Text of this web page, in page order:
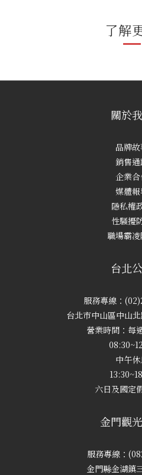
了解
關於
品牌
銷售
企業
媒體
隱私權
性騷擾
職場霸
台北
服務專線：
台北市中山區中山
營業時間：每
中午
六日及國定
金門觀
服務專線：
金門縣金湖鎮